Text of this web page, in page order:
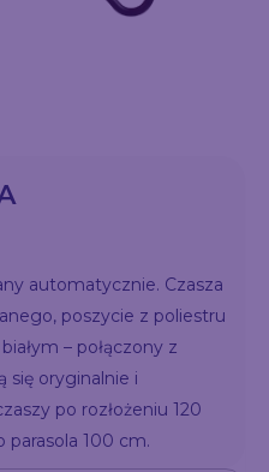
automatycznie. Czasza
poszycie z poliestru
– połączony z
się oryginalnie i
po rozłożeniu 120
parasola 100 cm.